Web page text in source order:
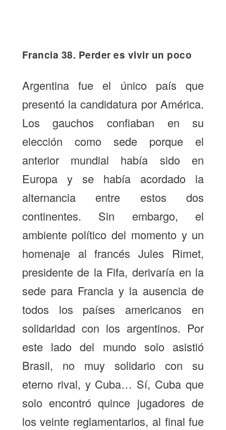
Francia 38. Perder es vivir un poco
Argentina fue el único país que
presentó la candidatura por América.
Los gauchos confiaban en su
elección como sede porque el
anterior mundial había sido en
Europa y se había acordado la
alternancia entre estos dos
continentes. Sin embargo, el
ambiente político del momento y un
homenaje al francés Jules Rimet,
presidente de la Fifa, derivaría en la
sede para Francia y la ausencia de
todos los países americanos en
solidaridad con los argentinos. Por
este lado del mundo solo asistió
Brasil, no muy solidario con su
eterno rival, y Cuba… Sí, Cuba que
solo encontró quince jugadores de
los veinte reglamentarios, al final fue